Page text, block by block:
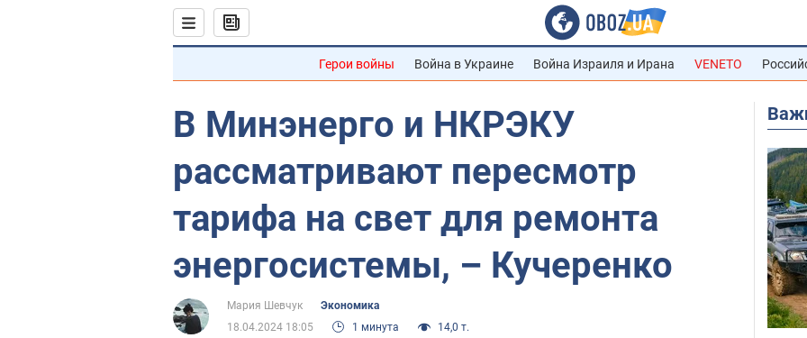
Герои войны Война в Украине Война Израиля и Ирана VENETO
В Минэнерго и НКРЭКУ
рассматривают пересмотр
тарифа на свет для ремонта
энергосистемы, – Кучеренко
Мария Шевчук
Экономика
18.04.2024 18:05
1 минута 14,0 т.